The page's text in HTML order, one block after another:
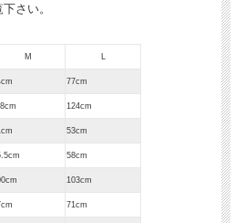
さい。
M
77cm
124cm
53cm
58cm
103cm
71cm